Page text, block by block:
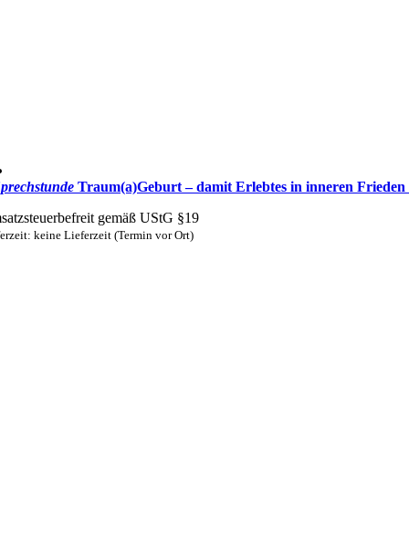
Traum(a)Geburt – damit Erlebtes in inneren
gemäß UStG §19
keine Lieferzeit (Termin vor Ort)